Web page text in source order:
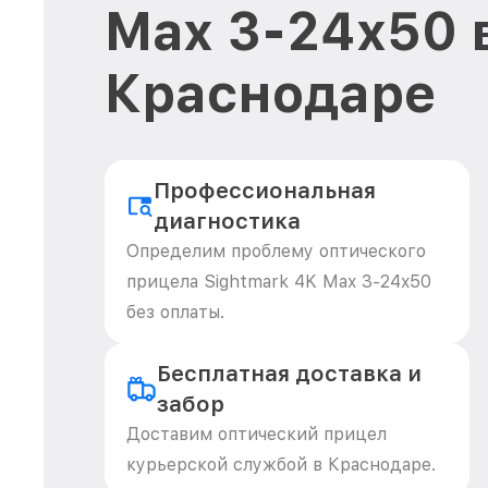
Max 3-24x50
Краснодаре
Профессиональная
диагностика
Определим проблему оптического
прицела Sightmark 4K Max 3-24x50
без оплаты.
Бесплатная доставка и
забор
Доставим оптический прицел
курьерской службой в Краснодаре.